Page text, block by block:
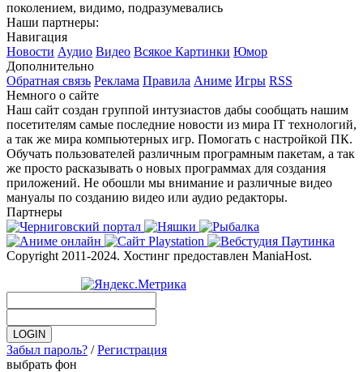
поколением, видимо, подразумевались
Наши партнеры:
Навигация
Новости Аудио Видео Всякое Картинки Юмор
Дополнительно
Обратная связь Реклама Правила Аниме Игры RSS
Немного о сайте
Наш сайт создан группой интузиастов дабы сообщать нашим
посетителям самые последние новости из мира IT технологий,
а так же мира компьютерных игр. Помогать с настройкой ПК.
Обучать пользователей различным програмным пакетам, а так
же просто расказывать о новых программах для создания
приложений. Не обошли мы внимание и различные видео
мануалы по созданию видео или аудио редакторы.
Партнеры
Copyright 2011-2024. Хостинг предоставлен ManiaHost.
Забыл пароль? /Регистрация
выбрать фон